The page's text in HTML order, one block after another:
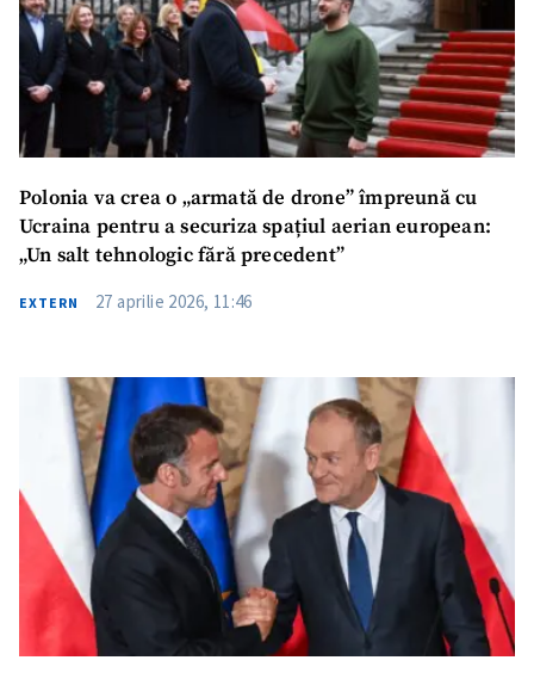
Trimite o informație
Despre ZdG
in English
на русском
Polonia va crea o „armată de drone” împreună cu
Ucraina pentru a securiza spațiul aerian european:
„Un salt tehnologic fără precedent”
EXTERN 27 aprilie 2026, 11:46